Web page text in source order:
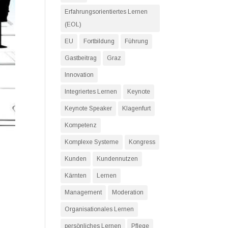
Erfahrungsorientiertes Lernen
(EOL)
EU Fortbildung Führung
Gastbeitrag Graz
Innovation
Integriertes Lernen Keynote
Keynote Speaker Klagenfurt
Kompetenz
Komplexe Systeme Kongress
Kunden Kundennutzen
Kärnten Lernen
Management Moderation
Organisationales Lernen
persönliches Lernen Pflege